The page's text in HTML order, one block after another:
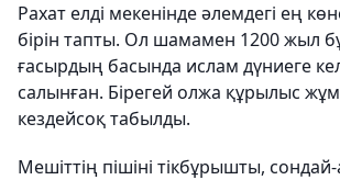
Рахат елді мекенінде әлемдегі ең
бірін тапты. Ол шамамен 1200 жыл
ғасырдың басында ислам дүниеге
салынған. Бірегей олжа құрылыс
кездейсоқ табылды.
Мешіттің пішіні тікбұрышты,